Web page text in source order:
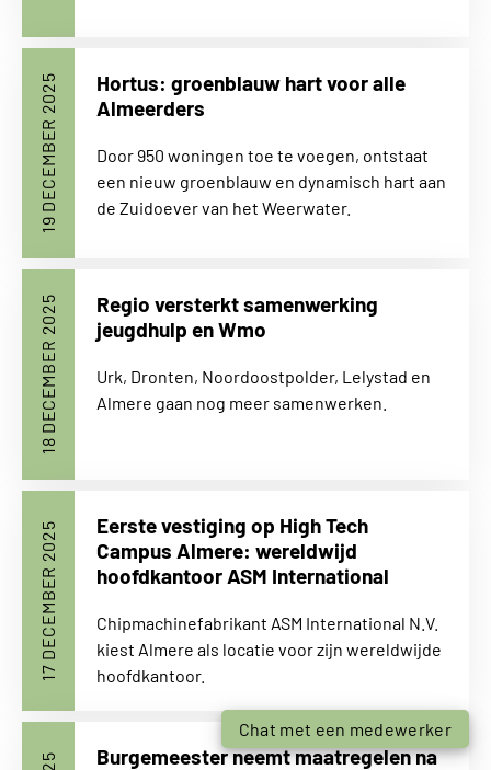
Hortus: groenblauw hart voor alle
Almeerders
19 DECEMBER 2025
Door 950 woningen toe te voegen, ontstaat
een nieuw groenblauw en dynamisch hart aan
de Zuidoever van het Weerwater.
Regio versterkt samenwerking
jeugdhulp en Wmo
18 DECEMBER 2025
Urk, Dronten, Noordoostpolder, Lelystad en
Almere gaan nog meer samenwerken.
Eerste vestiging op High Tech
Campus Almere: wereldwijd
hoofdkantoor ASM International
17 DECEMBER 2025
Chipmachinefabrikant ASM International N.V.
kiest Almere als locatie voor zijn wereldwijde
hoofdkantoor.
Burgemeester neemt maatregelen na
Chat met een medewerker